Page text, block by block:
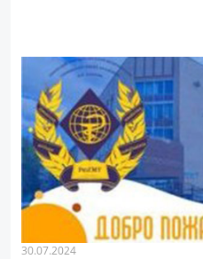
30.07.2024